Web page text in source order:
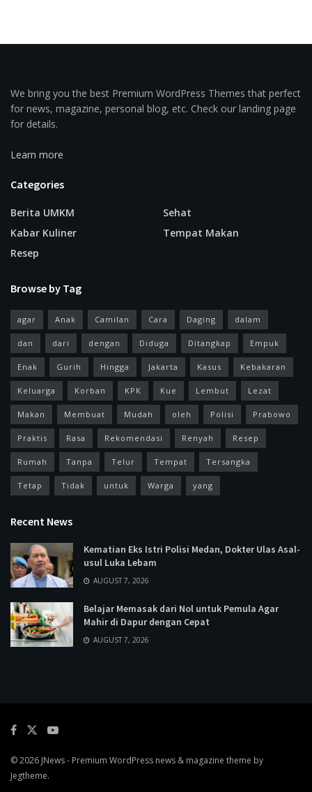
We bring you the best Premium WordPress Themes that perfect
for news, magazine, personal blog, etc. Check our landing page
for details.
Learn more
Categories
Berita UMKM
Kabar Kuliner
Resep
Sehat
Tempat Makan
Browse by Tag
agar Anak Camilan Cara Daging dalam
dan dari dengan Diduga Ditangkap Empuk
Enak Gurih Hingga Jakarta Kasus Kebakaran
Keluarga Korban KPK Kue Lembut Lezat
Makan Membuat Mudah oleh Polisi Prabowo
Praktis Rasa Rekomendasi Renyah Resep
Rumah Tanpa Telur Tempat Tersangka
Tetap Tidak untuk Warga yang
Recent News
Kematian Eks Istri Polisi Medan, Dokter Ulas Asal-
usul Luka Lebam
AUGUST 7, 2026
Belajar Memasak dari Nol untuk Pemula Agar
Mahir di Dapur dengan Cepat
AUGUST 7, 2026
© 2026 JNews- Premium WordPress news & magazine theme by
Jegtheme.